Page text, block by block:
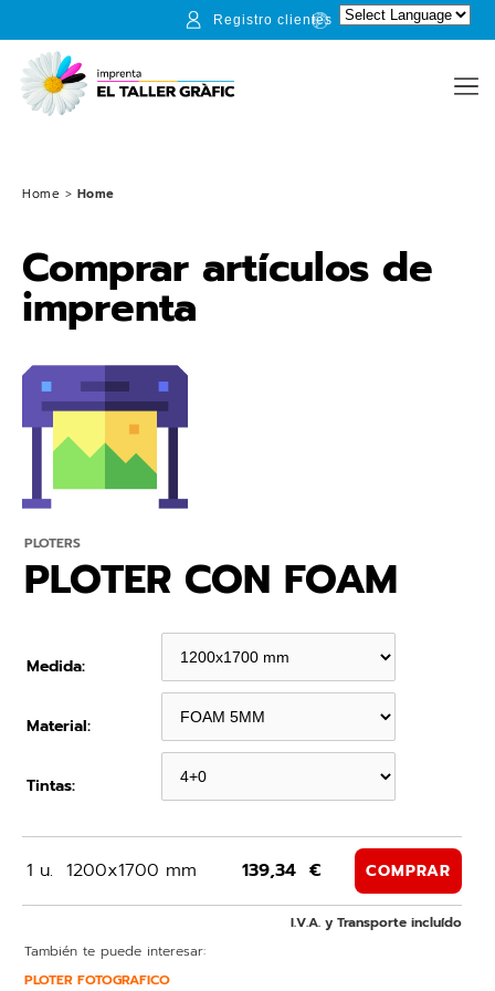
Registro clientes
Home > Home
Comprar artículos de
imprenta
PLOTERS
PLOTER CON FOAM
Medida:
Material:
Tintas:
1 u. 1200x1700 mm 139,34 € COMPRAR
I.V.A. y Transporte incluído
También te puede interesar:
PLOTER FOTOGRAFICO